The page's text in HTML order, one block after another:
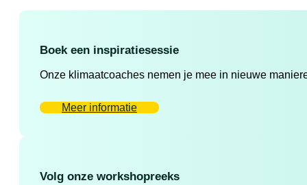
Boek een inspiratiesessie
Onze klimaatcoaches nemen je mee in nieuwe
Meer informatie
Volg onze workshopreeks